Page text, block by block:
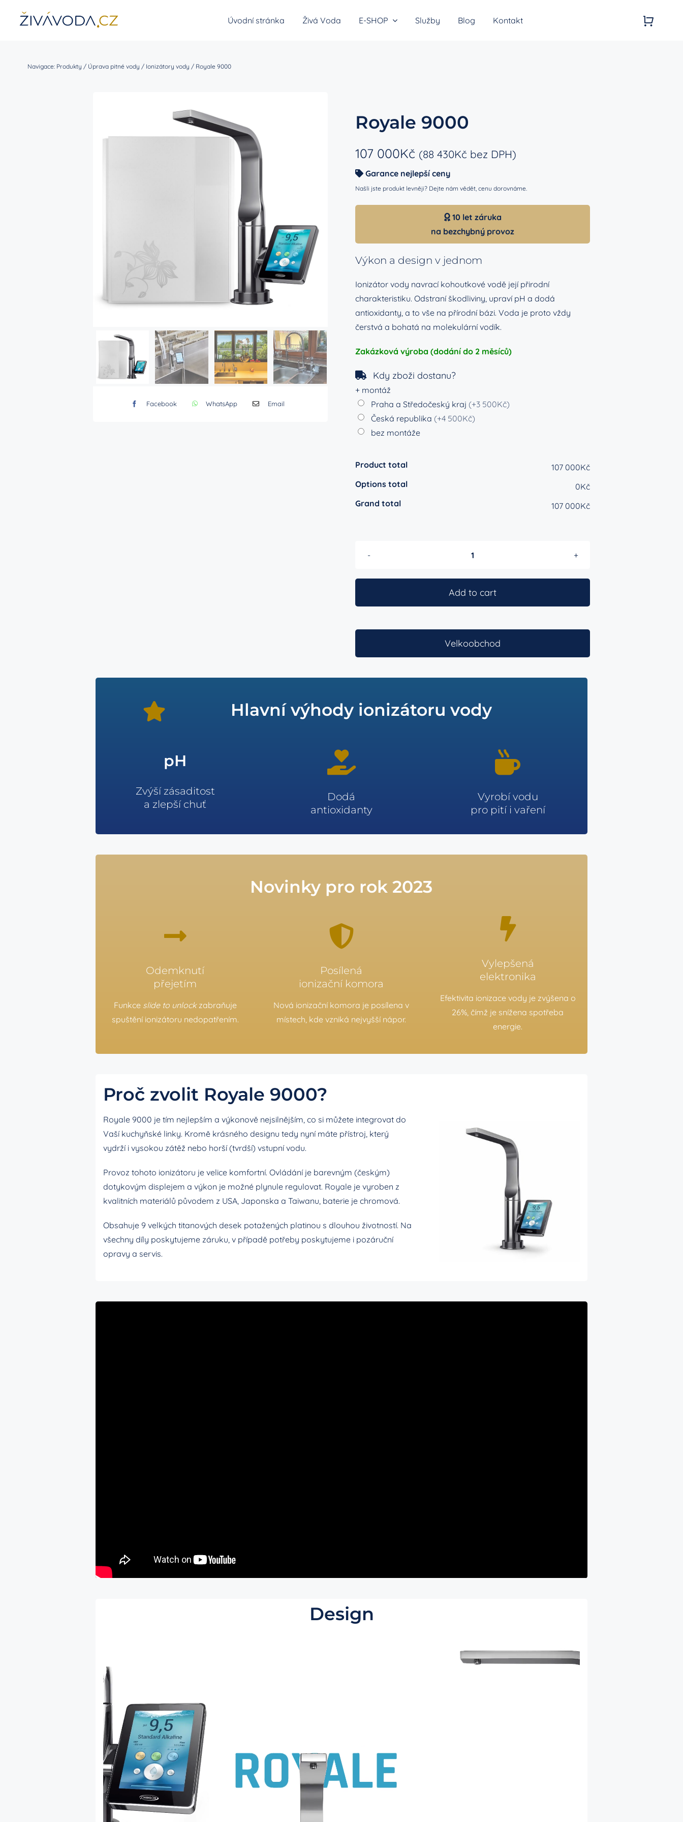
Úvodní stránka Živá Voda E-SHOP
Filtry do sprchy
Služby Blog Kontakt
Navigace: Produkty / Úprava pitné vody / Ionizátory vody / Royale 9000
Facebook WhatsApp Email
Royale 9000
107 000Kč (88 430Kč bez DPH)
Garance nejlepší ceny
Našli jste produkt levněji? Dejte nám vědět, cenu dorovnáme.
10 let záruka
na bezchybný provoz
Výkon a design v jednom
Ionizátor vody navrací kohoutkové vodě její přirodní
charakteristiku. Odstraní škodliviny, upraví pH a dodá
antioxidanty, a to vše na přírodní bázi. Voda je proto vždy
čerstvá a bohatá na molekulární vodík.
Zakázková výroba (dodání do 2 měsíců)
Kdy zboži dostanu?
+ montáž
Praha a Středočeský kraj (+3 500Kč)
Česká republika (+4 500Kč)
bez montáže
Product total
107 000Kč
Options total
0Kč
Grand total
107 000Kč
Royale
quantity
Add to cart
Velkoobchod
Hlavní výhody ionizátoru vody
pH
Zvýší zásaditost
a zlepší chuť
Dodá
antioxidanty
Vyrobí vodu
pro pití i vaření
Novinky pro rok 2023
Odemknutí
přejetím
Funkce slide to unlockzabraňuje
spuštění ionizátoru nedopatřením.
Posílená
ionizační komora
Nová ionizační komora je posílena v
místech, kde vzniká nejvyšší nápor.
Vylepšená
elektronika
Efektivita ionizace vody je zvýšena o
26%, čímž je snížena spotřeba
energie.
Proč zvolit Royale 9000?
Royale 9000 je tím nejlepším a výkonově nejsilnějším, co si můžete integrovat do
Vaší kuchyňské linky. Kromě krásného designu tedy nyní máte přístroj, který
vydrží i vysokou zátěž nebo horší (tvrdší) vstupní vodu.
Provoz tohoto ionizátoru je velice komfortní. Ovládání je barevným (českým)
dotykovým displejem a výkon je možné plynule regulovat. Royale je vyroben z
kvalitních materiálů původem z USA, Japonska a Taiwanu, baterie je chromová.
Obsahuje 9 velkých titanových desek potažených platinou s dlouhou životností. Na
všechny díly poskytujeme záruku, v případě potřeby poskytujeme i pozáruční
opravy a servis.
Design